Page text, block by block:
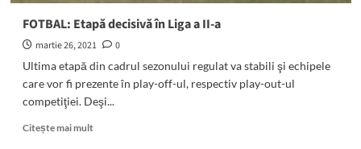
de
imunizare
împotriva
19,
peste
FOTBAL: Etapă decisivă în Liga a II-a
martie 26, 2021
0
Ultima etapă din cadrul sezonului regulat va stabili şi echipele
care vor fi prezente în play-off-ul, respectiv play-out-ul
competiţiei. Deşi...
Citește mai multRead